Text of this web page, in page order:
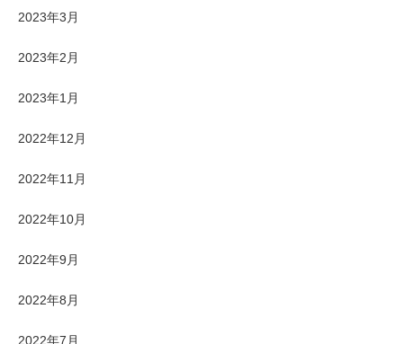
2023年3月
2023年2月
2023年1月
2022年12月
2022年11月
2022年10月
2022年9月
2022年8月
2022年7月